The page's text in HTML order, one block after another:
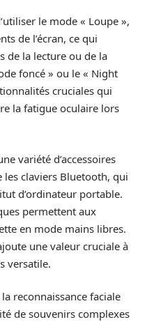
le mode « Loupe »,
de l’écran, ce qui
de la lecture ou de la
foncé » ou le « Night
cruciales qui
la fatigue oculaire lors
variété d’accessoires
claviers Bluetooth, qui
d’ordinateur portable.
permettent aux
en mode mains libres.
une valeur cruciale à
versatile.
reconnaissance faciale
de souvenirs complexes